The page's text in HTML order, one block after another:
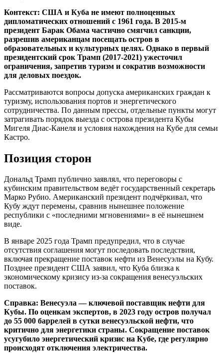
Контекст: США и Куба не имеют полноценных
дипломатических отношений с 1961 года. В 2015-м
президент Барак Обама частично смягчил санкции,
разрешив американцам посещать остров в
образовательных и культурных целях. Однако в первый
президентский срок Трамп (2017-2021) ужесточил
ограничения, запретив туризм и сократив возможности
для деловых поездок.
Рассматриваются вопросы допуска американских граждан к
туризму, использования портов и энергетического
сотрудничества. По данным прессы, отдельные пункты могут
затрагивать порядок выезда с острова президента Кубы
Мигеля Диас-Канеля и условия нахождения на Кубе для семьи
Кастро.
Позиция сторон
Дональд Трамп публично заявлял, что переговоры с
кубинским правительством ведёт государственный секретарь
Марко Рубио. Американский президент подчёркивал, что
Кубу ждут перемены, сравнив нынешнее положение
республики с «последними мгновениями» в её нынешнем
виде.
В январе 2025 года Трамп предупредил, что в случае
отсутствия соглашения могут последовать последствия,
включая прекращение поставок нефти из Венесуэлы на Кубу.
Позднее президент США заявил, что Куба близка к
экономическому кризису из-за сокращения венесуэльских
поставок.
Справка: Венесуэла — ключевой поставщик нефти для
Кубы. По оценкам экспертов, в 2023 году остров получал
до 55 000 баррелей в сутки венесуэльской нефти, что
критично для энергетики страны. Сокращение поставок
усугубило энергетический кризис на Кубе, где регулярно
происходят отключения электричества.